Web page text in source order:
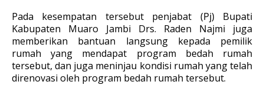
Pada kesempatan tersebut penjabat (Pj) Bupati
Kabupaten Muaro Jambi Drs. Raden Najmi juga
memberikan bantuan langsung kepada pemilik
rumah yang mendapat program bedah rumah
tersebut, dan juga meninjau kondisi rumah yang telah
direnovasi oleh program bedah rumah tersebut.